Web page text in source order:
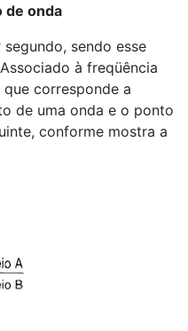
de onda
sendo esse
à freqüência
corresponde a
de uma onda e o ponto
conforme mostra a